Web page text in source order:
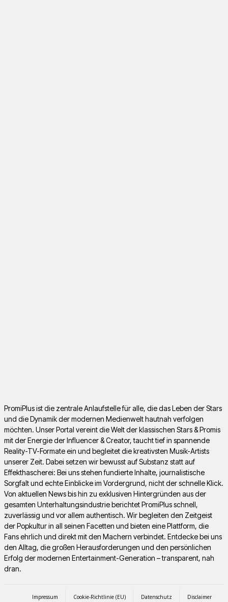
PromiPlus ist die zentrale Anlaufstelle für alle, die das Leben der Stars
und die Dynamik der modernen Medienwelt hautnah verfolgen
möchten. Unser Portal vereint die Welt der klassischen Stars & Promis
mit der Energie der Influencer & Creator, taucht tief in spannende
Reality-TV-Formate ein und begleitet die kreativsten Musik-Artists
unserer Zeit. Dabei setzen wir bewusst auf Substanz statt auf
Effekthascherei: Bei uns stehen fundierte Inhalte, journalistische
Sorgfalt und echte Einblicke im Vordergrund, nicht der schnelle Klick.
Von aktuellen News bis hin zu exklusiven Hintergründen aus der
gesamten Unterhaltungsindustrie berichtet PromiPlus schnell,
zuverlässig und vor allem authentisch. Wir begleiten den Zeitgeist
der Popkultur in all seinen Facetten und bieten eine Plattform, die
Fans ehrlich und direkt mit den Machern verbindet. Entdecke bei uns
den Alltag, die großen Herausforderungen und den persönlichen
Erfolg der modernen Entertainment-Generation – transparent, nah
dran.
Impressum Cookie-Richtlinie (EU) Datenschutz Disclaimer